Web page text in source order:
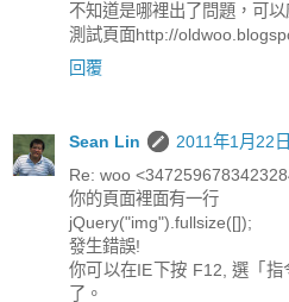
不知道是哪裡出了問題，可
測試頁面http://
回覆
Sean Lin
2011年1月22
Re: woo
你的頁面裡面有一行
jQuery("img").fullsize([]);
發生錯誤!
你可以在IE下按 F12, 選「
了。